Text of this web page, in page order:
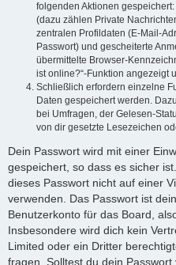
folgenden Aktionen
(dazu zählen Private
zentralen Profildaten (E-Mail-
Passwort) und gescheiterte
übermittelte Browser-
ist online?“-Funktion angezeigt
Schließlich erfordern einzelne
Daten gespeichert werden.
bei Umfragen, der Gelesen-
von dir gesetzte Lesezeichen
Dein Passwort wird mit einer
gespeichert, so dass es sicher
dieses Passwort nicht auf einer
verwenden. Das Passwort ist
Benutzerkonto für das Board,
Insbesondere wird dich kein
Limited oder ein Dritter
fragen. Solltest du dein